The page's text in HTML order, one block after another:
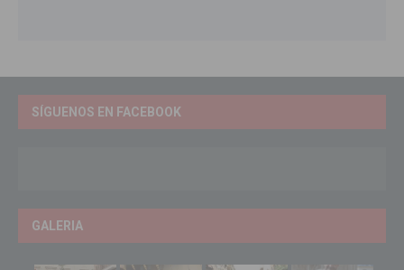
SÍGUENOS EN FACEBOOK
GALERIA